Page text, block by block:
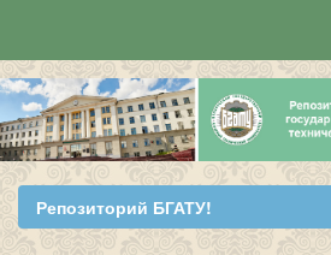
Skip
navigation
Репозиторий БГАТУ!